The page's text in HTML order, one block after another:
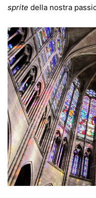
sprite della nostra